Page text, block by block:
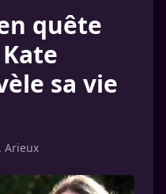
quête
sa vie
Arieux